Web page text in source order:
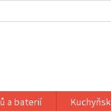
a baterií